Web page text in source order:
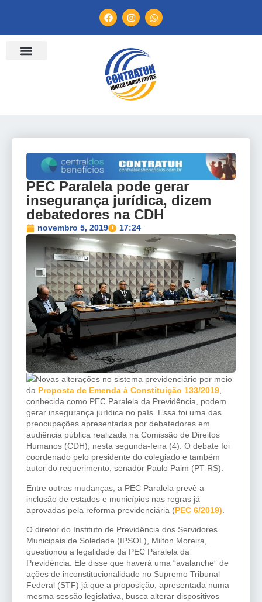
PEC Paralela pode gerar
insegurança jurídica, dizem
debatedores na CDH
novembro 5, 2019 17:24
Novas alterações no sistema previdenciário por meio
da Proposta de Emenda à Constituição 133/2019,
conhecida como PEC Paralela da Previdência, podem
gerar insegurança jurídica no país. Essa foi uma das
preocupações apresentadas por debatedores em
audiência pública realizada na Comissão de Direitos
Humanos (CDH), nesta segunda-feira (4). O debate foi
coordenado pelo presidente do colegiado e também
autor do requerimento, senador Paulo Paim (PT-RS).
Entre outras mudanças, a PEC Paralela prevê a
inclusão de estados e municípios nas regras já
aprovadas pela reforma previdenciária (PEC 6/2019)
O diretor do Instituto de Previdência dos Servidores
Municipais de Soledade (IPSOL), Milton Moreira,
questionou a legalidade da PEC Paralela da
Previdência. Ele disse que haverá uma “avalanche” de
ações de inconstitucionalidade no Supremo Tribunal
Federal (STF) já que a proposição, apresentada numa
mesma sessão legislativa, busca alterar dispositivos